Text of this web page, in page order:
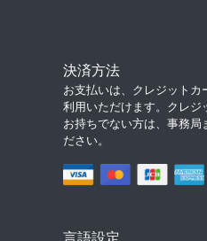
決済方法
お支払いは、クレジットカ
利用いただけます。クレジ
お持ちでない方は、事務局
ださい。
言語設定